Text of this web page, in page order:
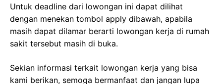
Untuk deadline dari lowongan ini dapat dilihat
dengan menekan tombol apply dibawah, apabila
masih dapat dilamar berarti lowongan kerja di rumah
sakit tersebut masih di buka.
Sekian informasi terkait lowongan kerja yang bisa
kami berikan, semoga bermanfaat dan jangan lupa